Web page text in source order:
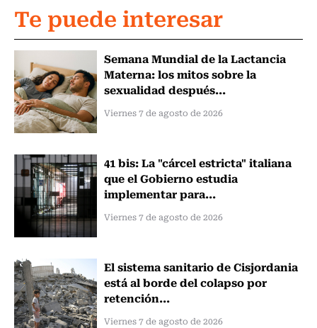
Te puede interesar
Semana Mundial de la Lactancia
Materna: los mitos sobre la
sexualidad después...
Viernes 7 de agosto de 2026
41 bis: La "cárcel estricta" italiana
que el Gobierno estudia
implementar para...
Viernes 7 de agosto de 2026
El sistema sanitario de Cisjordania
está al borde del colapso por
retención...
Viernes 7 de agosto de 2026